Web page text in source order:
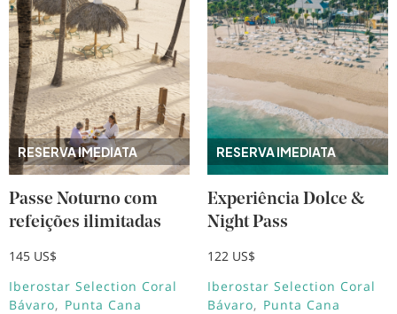
RESERVA IMEDIATA
Passe Noturno com
refeições ilimitadas
145 US$
Iberostar Selection Coral
Bávaro
Punta Cana
RESERVA IMEDIATA
Experiência Dolce &
Night Pass
122 US$
Iberostar Selection Coral
Bávaro
Punta Cana